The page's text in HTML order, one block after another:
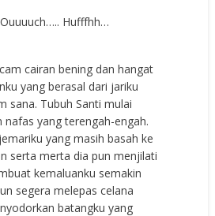
Hufffhh…
cairan bening dan hangat
yang berasal dari jariku
sana. Tubuh Santi mulai
nafas yang terengah-engah.
yang masih basah ke
serta merta dia pun menjilati
kemaluanku semakin
segera melepas celana
batangku yang